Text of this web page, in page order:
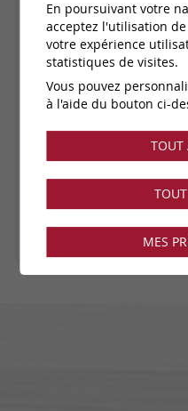
Matière:Vinyle sur
Catégorie de prix: C1
Couleurs:
23
Fabricant: Elitis
Collection disponible
En poursuivant votre
acceptez l'utilisation
votre expérience
statistiques de visites.
Vous pouvez
à l'aide du bouton ci-
TOUT
MES